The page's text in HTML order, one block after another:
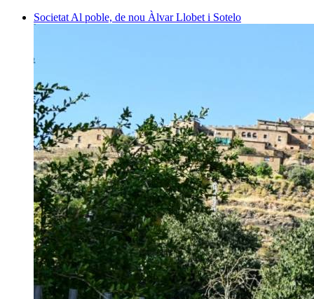
Societat Al poble, de nou Àlvar Llobet i Sotelo